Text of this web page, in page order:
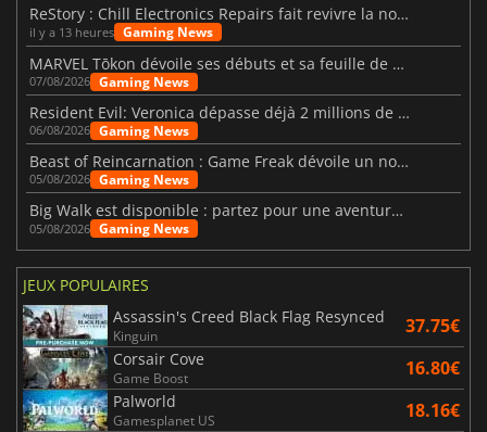
ReStory : Chill Electronics Repairs fait revivre la nostalgie des années 2000
il y a 13 heures Gaming News
MARVEL Tōkon dévoile ses débuts et sa feuille de route
07/08/2026 Gaming News
Resident Evil: Veronica dépasse déjà 2 millions de wishlists
06/08/2026 Gaming News
Beast of Reincarnation : Game Freak dévoile un nouveau pari
05/08/2026 Gaming News
Big Walk est disponible : partez pour une aventure entre amis
05/08/2026 Gaming News
JEUX POPULAIRES
Assassin's Creed Black Flag Resynced
Kinguin 37.75€
Corsair Cove
Game Boost 16.80€
Palworld
Gamesplanet US 18.16€